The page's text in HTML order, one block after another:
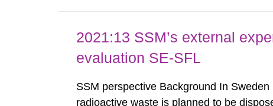
2021:13 SSM’s external
evaluation SE-SFL
SSM perspective Background In
radioactive waste is planned to be